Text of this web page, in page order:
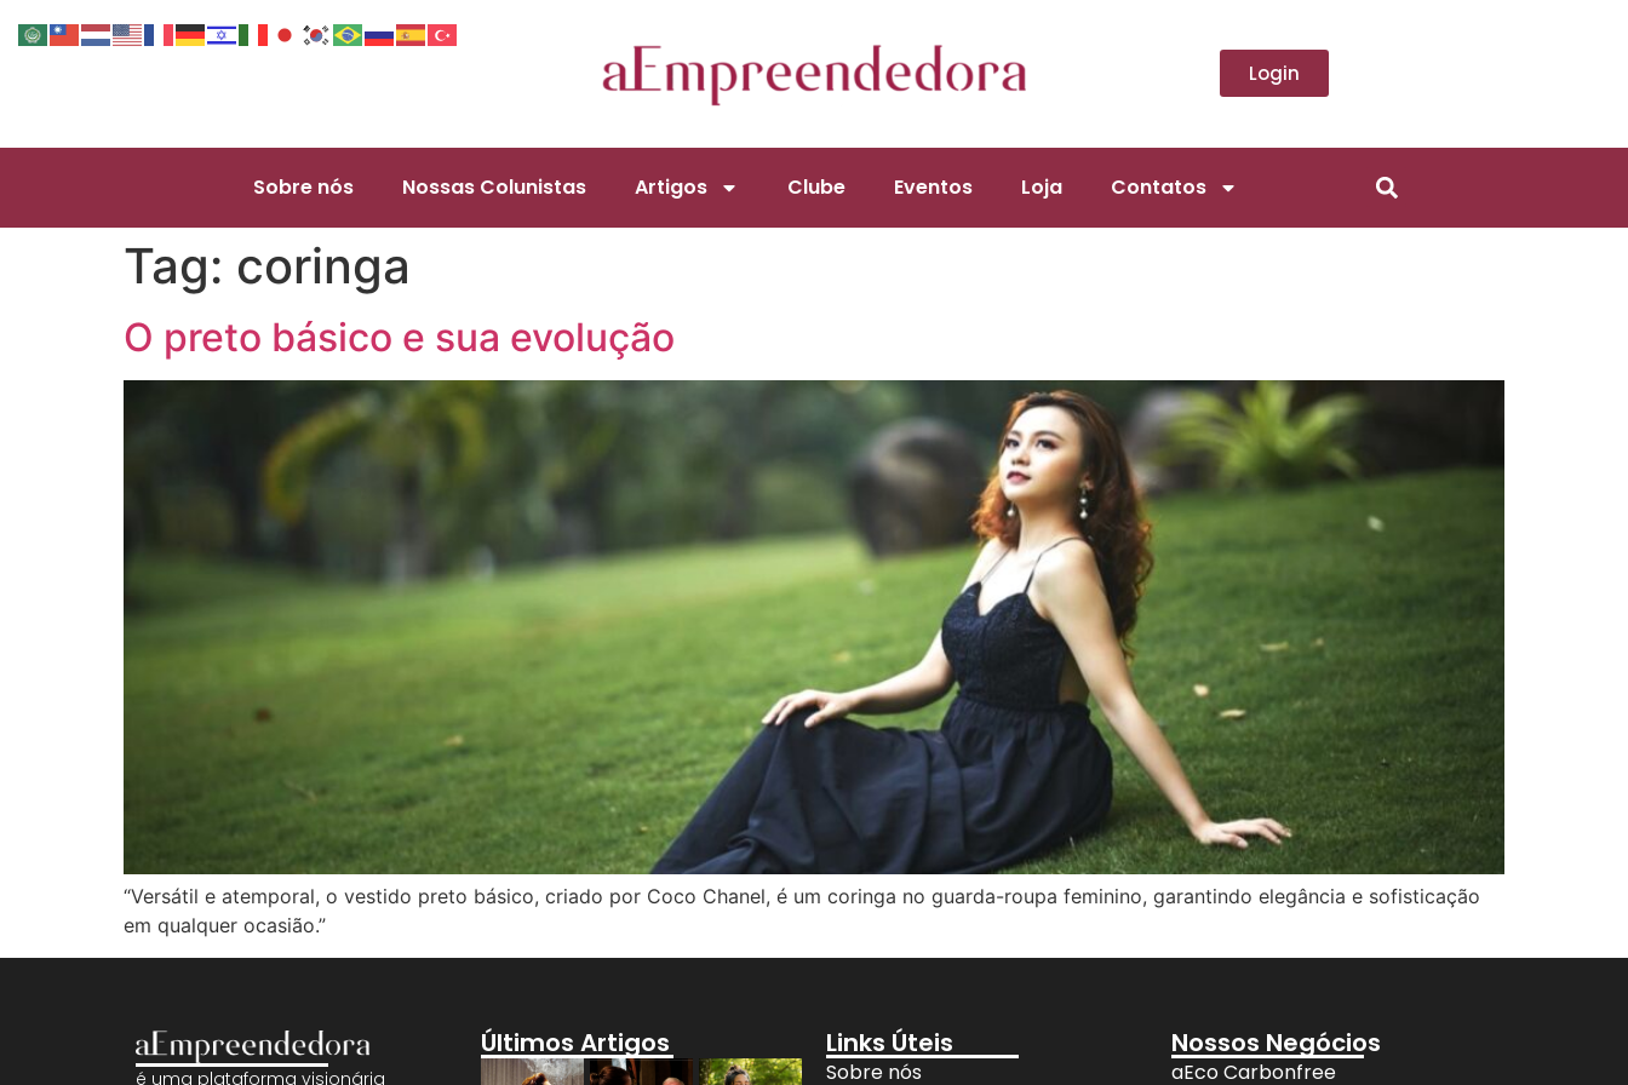
Login
Sobre nós Nossas Colunistas Artigos Clube Eventos Loja Contatos
Tag: coringa
O preto básico e sua evolução
“Versátil e atemporal, o vestido preto básico, criado por Coco Chanel, é um coringa no guarda-roupa feminino, garantindo elegância e sofisticação
em qualquer ocasião.”
é uma plataforma visionária
Últimos Artigos Links Úteis
Sobre nós
Nossos Negócios
aEco Carbonfree